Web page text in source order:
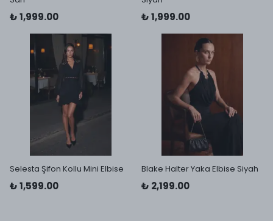
₺ 1,999.00 ₺ 1,999.00
Selesta Şifon Kollu Mini Elbise
₺ 1,599.00
Blake Halter Yaka Elbise Siyah
₺ 2,199.00